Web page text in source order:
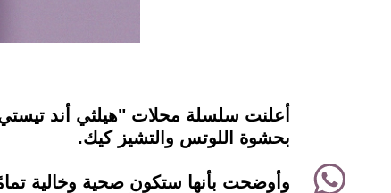
WhatsApp
instagram
بحشوة اللوتس والتشيز كيك.
وأوضحت بأنها ستكون صحية وخالية